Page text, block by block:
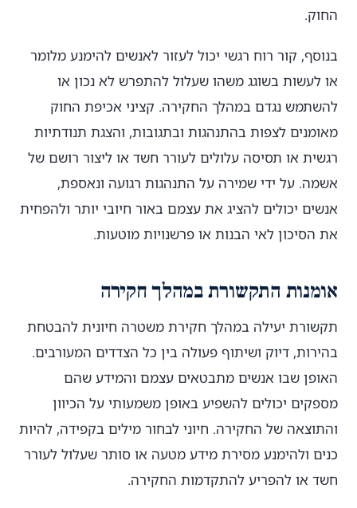
החוק.
בנוסף, קור רוח רגשי יכול לעזור לאנשים להימנע מלומר
או לעשות בשוגג משהו שעלול להתפרש לא נכון או
להשתמש נגדם במהלך החקירה. קציני אכיפת החוק
מאומנים לצפות בהתנהגות ובתגובות, והצגת תנודתיות
רגשית או תסיסה עלולים לעורר חשד או ליצור רושם של
אשמה. על ידי שמירה על התנהגות רגועה ונאספת,
אנשים יכולים להציג את עצמם באור חיובי יותר ולהפחית
את הסיכון לאי הבנות או פרשנויות מוטעות.
אומנות התקשורת במהלך חקירה
תקשורת יעילה במהלך חקירת משטרה חיונית להבטחת
בהירות, דיוק ושיתוף פעולה בין כל הצדדים המעורבים.
האופן שבו אנשים מתבטאים עצמם והמידע שהם
מספקים יכולים להשפיע באופן משמעותי על הכיוון
והתוצאה של החקירה. חיוני לבחור מילים בקפידה, להיות
כנים ולהימנע מסירת מידע מטעה או סותר שעלול לעורר
חשד או להפריע להתקדמות החקירה.